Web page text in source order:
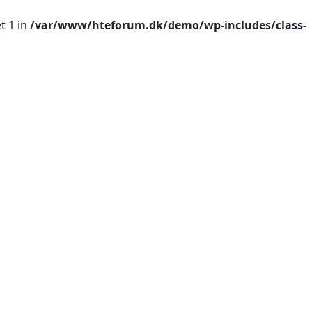
1 in /var/www/hteforum.dk/demo/wp-includes/class-